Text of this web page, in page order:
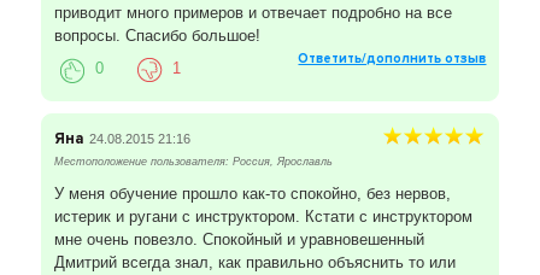
приводит много примеров и отвечает подробно на все
вопросы. Спасибо большое!
Ответить/дополнить отзыв
0 1
Яна 24.08.2015 21:16
Местоположение пользователя: Россия, Ярославль
У меня обучение прошло как-то спокойно, без нервов,
истерик и ругани с инструктором. Кстати с инструктором
мне очень повезло. Спокойный и уравновешенный
Дмитрий всегда знал, как правильно объяснить то или